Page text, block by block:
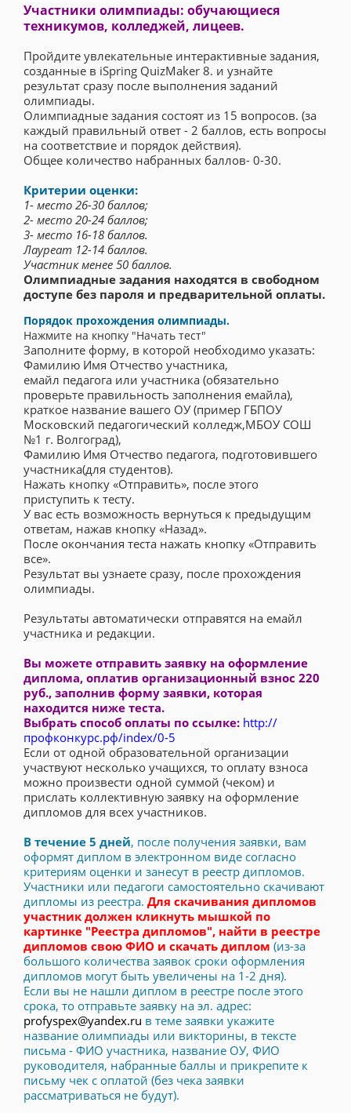
Участники олимпиады: обучающиеся
техникумов, колледжей, лицеев.
Пройдите увлекательные интерактивные задания,
созданные в iSpring QuizMaker 8. и узнайте
результат сразу после выполнения заданий
олимпиады.
Олимпиадные задания состоят из 15 вопросов. (за
каждый правильный ответ - 2 баллов, есть вопросы
на соответствие и порядок действия).
Общее количество набранных баллов- 0-30.
Критерии оценки:
1- место 26-30 баллов;
2- место 20-24 баллов;
3- место 16-18 баллов.
Лауреат 12-14 баллов.
Участник менее 50 баллов.
Олимпиадные задания находятся в свободном
доступе без пароля и предварительной оплаты.
Порядок прохождения олимпиады.
Нажмите на кнопку "Начать тест"
Заполните форму, в которой необходимо указать:
Фамилию Имя Отчество участника,
емайл педагога или участника (обязательно
проверьте правильность заполнения емайла),
краткое название вашего ОУ (пример ГБПОУ
Московский педагогический колледж,МБОУ СОШ
№1 г. Волгоград),
Фамилию Имя Отчество педагога, подготовившего
участника(для студентов).
Нажать кнопку «Отправить», после этого
приступить к тесту.
У вас есть возможность вернуться к предыдущим
ответам, нажав кнопку «Назад».
После окончания теста нажать кнопку «Отправить
все».
Результат вы узнаете сразу, после прохождения
олимпиады.
Результаты автоматически отправятся на емайл
участника и редакции.
Вы можете отправить заявку на оформление
диплома, оплатив организационный взнос 220
руб., заполнив форму заявки, которая
находится ниже теста.
Выбрать способ оплаты по ссылке: http://
профконкурс.рф/index/0-5
Если от одной образовательной организации
участвуют несколько учащихся, то оплату взноса
можно произвести одной суммой (чеком) и
прислать коллективную заявку на оформление
дипломов для всех участников.
В течение 5 дней, после получения заявки, вам
оформят диплом в электронном виде согласно
критериям оценки и занесут в реестр дипломов.
Участники или педагоги самостоятельно скачивают
дипломы из реестра. Для скачивания дипломов
участник должен кликнуть мышкой по
картинке "Реестра дипломов", найти в реестре
дипломов свою ФИО и скачать диплом (из-за
большого количества заявок сроки оформления
дипломов могут быть увеличены на 1-2 дня).
Если вы не нашли диплом в реестре после этого
срока, то отправьте заявку на эл. адрес:
profyspex@yandex.ru в теме заявки укажите
название олимпиады или викторины, в тексте
письма - ФИО участника, название ОУ, ФИО
руководителя, набранные баллы и прикрепите к
письму чек с оплатой (без чека заявки
рассматриваться не будут).